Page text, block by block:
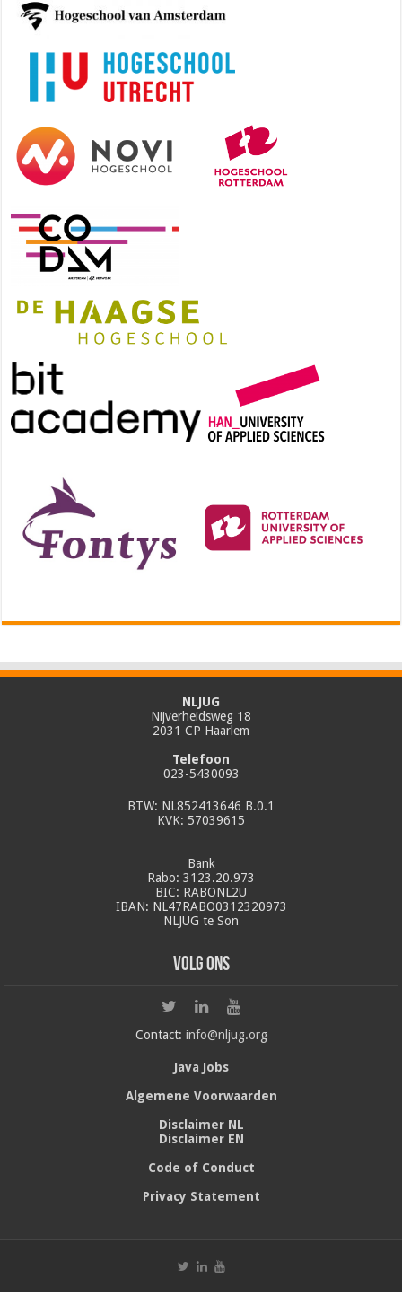
NLJUG
Nijverheidsweg 18
2031 CP Haarlem
Telefoon
023-5430093
BTW: NL852413646 B.0.1
KVK: 57039615
Bank
Rabo: 3123.20.973
BIC: RABONL2U
IBAN: NL47RABO0312320973
NLJUG te Son
Volg ons
Contact: info@nljug.org
Java Jobs
Algemene Voorwaarden
Disclaimer NL
Disclaimer EN
Code of Conduct
Privacy Statement